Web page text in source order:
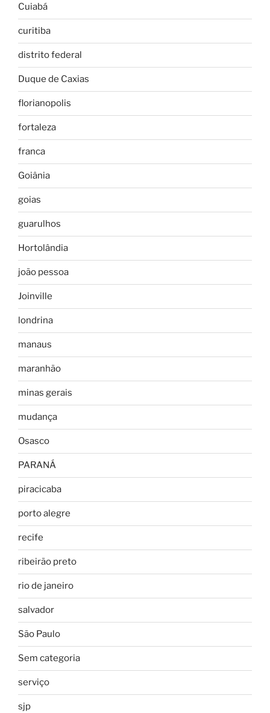
Cuiabá
curitiba
distrito federal
Duque de Caxias
florianopolis
fortaleza
franca
Goiânia
goias
guarulhos
Hortolândia
joão pessoa
Joinville
londrina
manaus
maranhão
minas gerais
mudança
Osasco
PARANÁ
piracicaba
porto alegre
recife
ribeirão preto
rio de janeiro
salvador
São Paulo
Sem categoria
serviço
sjp